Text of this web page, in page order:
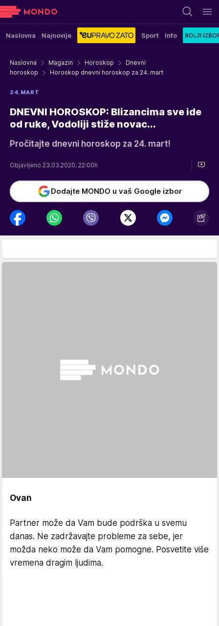
Naslovna Najnovije Sport Info
Naslovna Magazin Horoskop
Dnevni
horoskop
Horoskop dnevni horoskop za 24. mart
24.MART
DNEVNI HOROSKOP: Blizancima sve ide
od ruke, Vodoliji stiže novac...
Pročitajte dnevni horoskop za 24. mart!
Objavljeno 23.03.2020. 22:00h
Dodajte MONDO u vaš Google izbor
Ovan
Partner može da Vam bude podrška u svemu
danas. Ne zadržavajte probleme za sebe, jer
možda neko može da Vam pomogne. Posvetite više
vremena dragim ljudima.